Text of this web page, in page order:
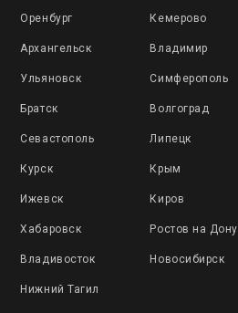
Оренбург Кемерово
Архангельск Владимир
Ульяновск Симферополь
Братск Волгоград
Севастополь Липецк
Курск Крым
Ижевск Киров
Хабаровск Ростов на Дону
Владивосток Новосибирск
Нижний Тагил